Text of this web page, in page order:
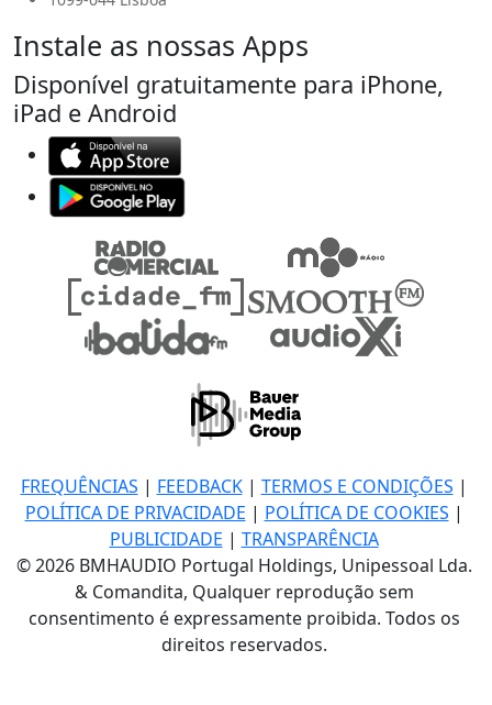
Instale as nossas Apps
Disponível gratuitamente para iPhone,
iPad e Android
FREQUÊNCIAS | FEEDBACK| TERMOS E CONDIÇÕES |
POLÍTICA DE PRIVACIDADE | POLÍTICA DE COOKIES |
PUBLICIDADE | TRANSPARÊNCIA
© 2026 BMHAUDIO Portugal Holdings, Unipessoal Lda.
& Comandita, Qualquer reprodução sem
consentimento é expressamente proibida. Todos os
direitos reservados.